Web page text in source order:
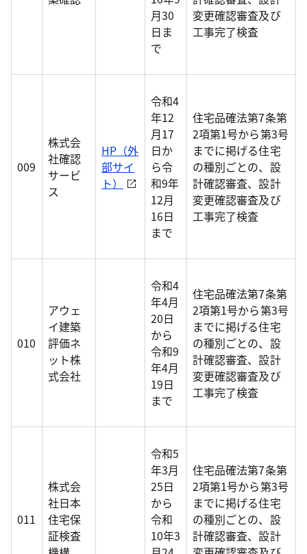
月30
日ま
で
変更確認審査及び
工事完了検査
009
株式会
社確認
サービ
ス
HP（外
部サイ
ト）
令和4
年12
月17
日か
ら令
和9年
12月
16日
まで
住宅品確法第7条第
2項第1号から第3号
までに掲げる住宅
の種別ごとの、設
計確認審査、設計
変更確認審査及び
工事完了検査
010
アウェ
イ建築
評価ネ
ット株
式会社
令和4
年4月
20日
から
令和9
年4月
19日
まで
住宅品確法第7条第
2項第1号から第3号
までに掲げる住宅
の種別ごとの、設
計確認審査、設計
変更確認審査及び
工事完了検査
011
株式会
社日本
住宅保
証検査
令和5
年3月
25日
から
令和
10年3
住宅品確法第7条第
2項第1号から第3号
までに掲げる住宅
の種別ごとの、設
計確認審査、設計